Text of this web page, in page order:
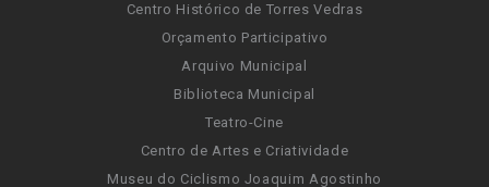
Centro Histórico de Torres Vedras
Orçamento Participativo
Arquivo Municipal
Biblioteca Municipal
Teatro-Cine
Centro de Artes e Criatividade
Museu do Ciclismo Joaquim Agostinho